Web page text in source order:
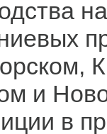
и
в